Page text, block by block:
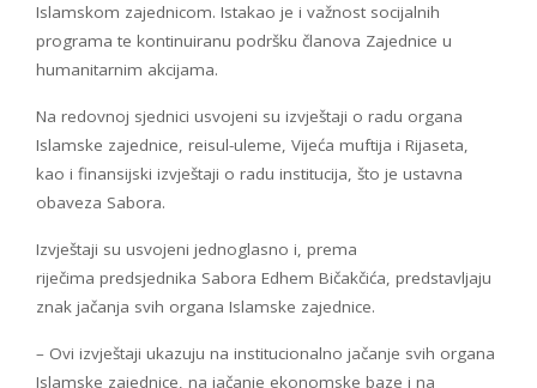
Islamskom zajednicom. Istakao je i važnost socijalnih
programa te kontinuiranu podršku članova Zajednice u
humanitarnim akcijama.
Na redovnoj sjednici usvojeni su izvještaji o radu organa
Islamske zajednice, reisul-uleme, Vijeća muftija i Rijaseta,
kao i finansijski izvještaji o radu institucija, što je ustavna
obaveza Sabora.
Izvještaji su usvojeni jednoglasno i, prema
riječima predsjednika Sabora Edhem Bičakčića, predstavljaju
znak jačanja svih organa Islamske zajednice.
– Ovi izvještaji ukazuju na institucionalno jačanje svih organa
Islamske zajednice, na jačanje ekonomske baze i na